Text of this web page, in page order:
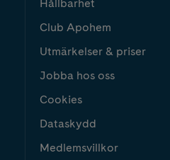
Hållbarhet
Club Apohem
Utmärkelser & priser
Jobba hos oss
Cookies
Dataskydd
Medlemsvillkor